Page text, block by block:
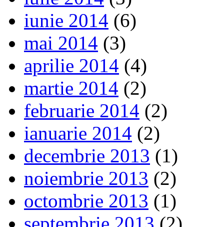
iunie 2014 (6)
mai 2014 (3)
aprilie 2014 (4)
martie 2014 (2)
februarie 2014 (2)
ianuarie 2014 (2)
decembrie 2013 (1)
noiembrie 2013 (2)
octombrie 2013 (1)